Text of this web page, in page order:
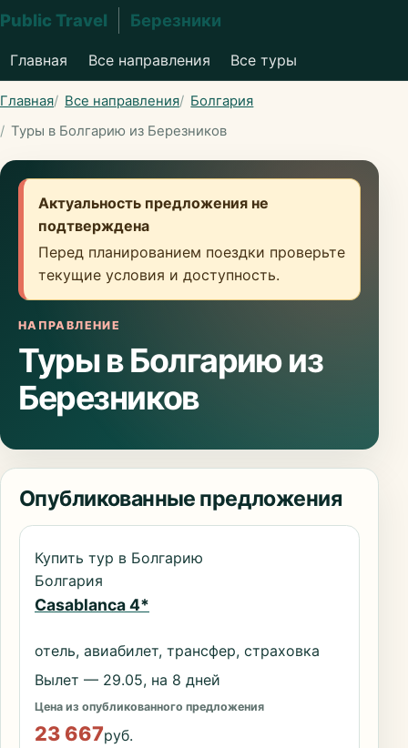
Public Travel Березники
Главная Все направления Все туры
Главная Все направления
Болгария
Туры в Болгарию из Березников
Актуальность предложения не
подтверждена
Перед планированием поездки проверьте
текущие условия и доступность.
НАПРАВЛЕНИЕ
Туры в Болгарию из
Березников
Опубликованные предложения
Купить тур в Болгарию
Болгария
Casablanca 4*
отель, авиабилет, трансфер, страховка
Вылет — 29.05, на 8 дней
Цена из опубликованного предложения
23 667руб.